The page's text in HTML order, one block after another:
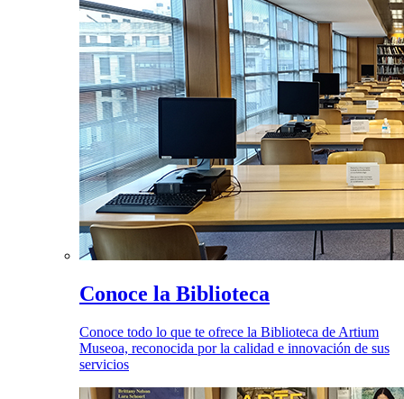
Conoce la Biblioteca
Conoce todo lo que te ofrece la Biblioteca de Artium
Museoa, reconocida por la calidad e innovación de sus
servicios